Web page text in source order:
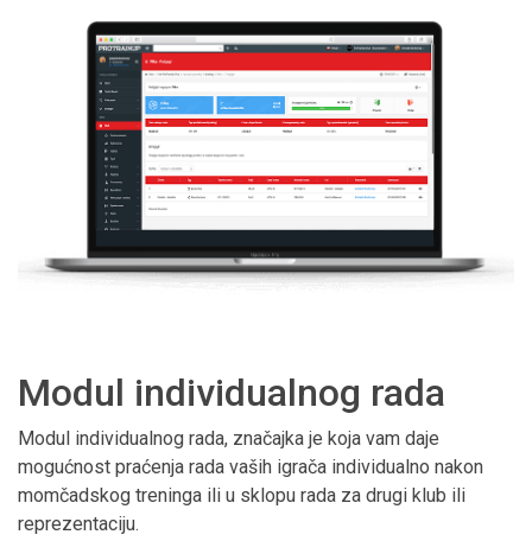
Modul individualnog rada
Modul individualnog rada, značajka je koja vam daje
mogućnost praćenja rada vaših igrača individualno nakon
momčadskog treninga ili u sklopu rada za drugi klub ili
reprezentaciju.